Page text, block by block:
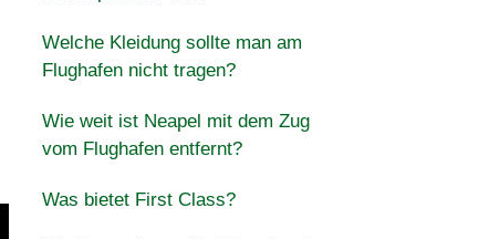
Welche Kleidung sollte man am
Flughafen nicht tragen?
Wie weit ist Neapel mit dem Zug
vom Flughafen entfernt?
Was bietet First Class?